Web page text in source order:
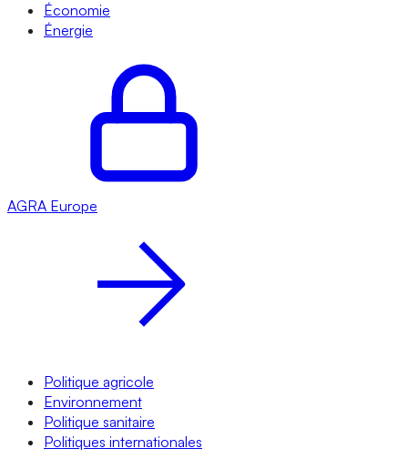
Économie
Énergie
AGRA Europe
Politique agricole
Environnement
Politique sanitaire
Politiques internationales